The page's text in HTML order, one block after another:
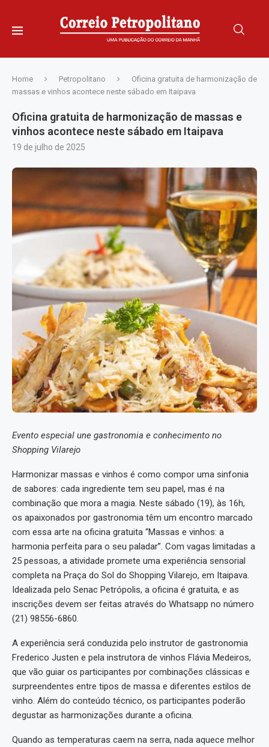
Home Petropolitano
Oficina gratuita de harmonização de
massas e vinhos acontece neste sábado em Itaipava
Oficina gratuita de harmonização de massas e
vinhos acontece neste sábado em Itaipava
19 de julho de 2025
Evento especial une gastronomia e conhecimento no
Shopping Vilarejo
Harmonizar massas e vinhos é como compor uma sinfonia
de sabores: cada ingrediente tem seu papel, mas é na
combinação que mora a magia. Neste sábado (19), às 16h,
os apaixonados por gastronomia têm um encontro marcado
com essa arte na oficina gratuita “Massas e vinhos: a
harmonia perfeita para o seu paladar”. Com vagas limitadas a
25 pessoas, a atividade promete uma experiência sensorial
completa na Praça do Sol do Shopping Vilarejo, em Itaipava.
Idealizada pelo Senac Petrópolis, a oficina é gratuita, e as
inscrições devem ser feitas através do Whatsapp no número
(21) 98556-6860.
A experiência será conduzida pelo instrutor de gastronomia
Frederico Justen e pela instrutora de vinhos Flávia Medeiros,
que vão guiar os participantes por combinações clássicas e
surpreendentes entre tipos de massa e diferentes estilos de
vinho. Além do conteúdo técnico, os participantes poderão
degustar as harmonizações durante a oficina.
Quando as temperaturas caem na serra, nada aquece melhor